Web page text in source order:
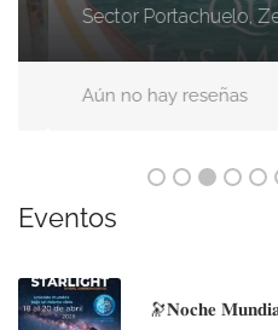
Sector Portachuelo,
Aún no hay reseñas
Eventos
🔭𝐍𝐨𝐜𝐡𝐞